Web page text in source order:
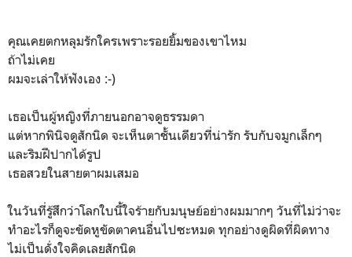
คุณเคยตกหลุมรักใครเพราะรอยยิ้มของเขาไหม
ถ้าไม่เคย
ผมจะเล่าให้ฟังเอง :-)
เธอเป็นผู้หญิงที่ภายนอกอาจดูธรรมดา
แต่หากพินิจดูสักนิด จะเห็นตาชั้นเดียวที่น่ารัก รับกับจมูกเล็กๆ
และริมฝีปากได้รูป
เธอสวยในสายตาผมเสมอ
ในวันที่รู้สึกว่าโลกใบนี้ใจร้ายกับมนุษย์อย่างผมมากๆ วันที่ไม่ว่าจะ
ทำอะไรก็ดูจะขัดหูขัดตาคนอื่นไปซะหมด ทุกอย่างดูผิดที่ผิดทาง
ไม่เป็นดั่งใจคิดเลยสักนิด